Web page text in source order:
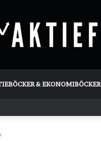
& EKONOMIBÖCKER